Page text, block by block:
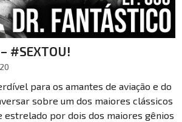
#SEXTOU!
para os amantes de aviação e do
sobre um dos maiores clássicos
estrelado por dois dos maiores gênios